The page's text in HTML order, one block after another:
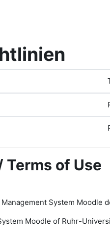
of Use
System Moodle
ystem Moodle of Ruhr-